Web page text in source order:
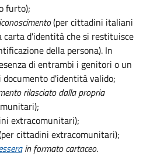
furto);
(per cittadini italiani
carta d'identità che si restituisce
della persona). In
di entrambi i genitori o un
d'identità valido;
rilasciato dalla propria
extracomunitari);
cittadini extracomunitari);
in formato cartaceo.